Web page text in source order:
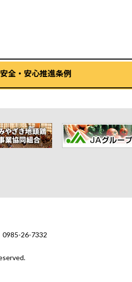
全・安心推進条例
0985-26-7332